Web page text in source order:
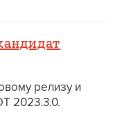
релизу и
2023.3.0.